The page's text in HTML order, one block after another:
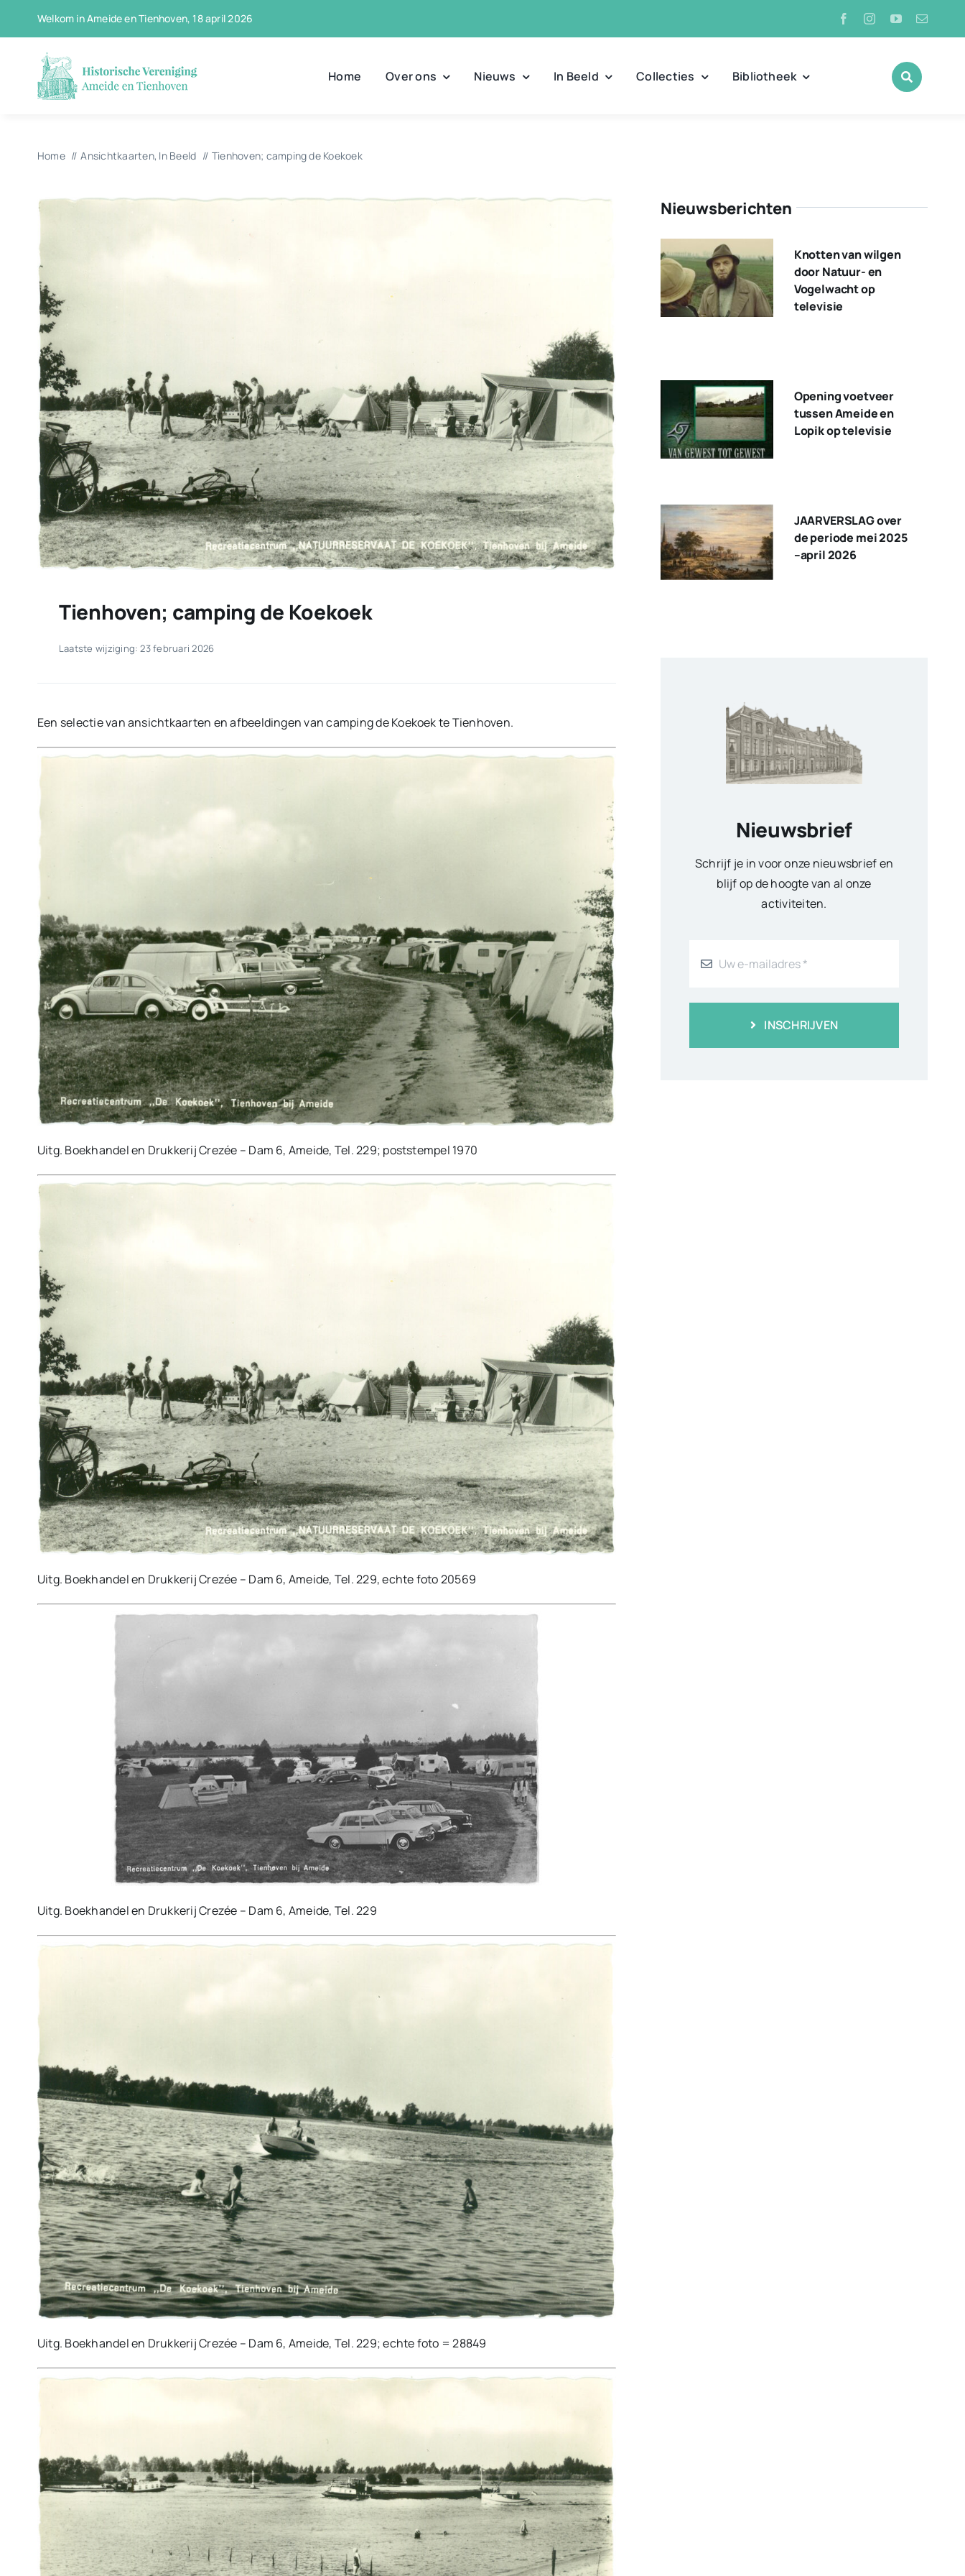
Welkom in Ameide en Tienhoven, 18 april 2026
Home Over ons Nieuws In Beeld Collecties Bibliotheek
Home Ansichtkaarten In Beeld Tienhoven; camping de Koekoek
Tienhoven; camping de Koekoek
Laatste wijziging: 23 februari 2026
Een selectie van ansichtkaarten en afbeeldingen van camping de Koekoek te Tienhoven.
Uitg. Boekhandel en Drukkerij Crezée – Dam 6, Ameide, Tel. 229; poststempel 1970
Uitg. Boekhandel en Drukkerij Crezée – Dam 6, Ameide, Tel. 229, echte foto 20569
Uitg. Boekhandel en Drukkerij Crezée – Dam 6, Ameide, Tel. 229
Uitg. Boekhandel en Drukkerij Crezée – Dam 6, Ameide, Tel. 229; echte foto = 28849
Nieuwsberichten
Knotten van wilgen
door Natuur- en
Vogelwacht op
televisie
Opening voetveer
tussen Ameide en
Lopik op televisie
JAARVERSLAG over
de periode mei 2025
–april 2026
Nieuwsbrief
Schrijf je in voor onze nieuwsbrief en
blijf op de hoogte van al onze
activiteiten.
INSCHRIJVEN